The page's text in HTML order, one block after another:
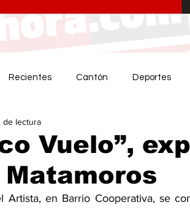
Recientes Cantón Deportes
Vuelo”,
de lectura
Artista, en Barrio Cooperativa, se